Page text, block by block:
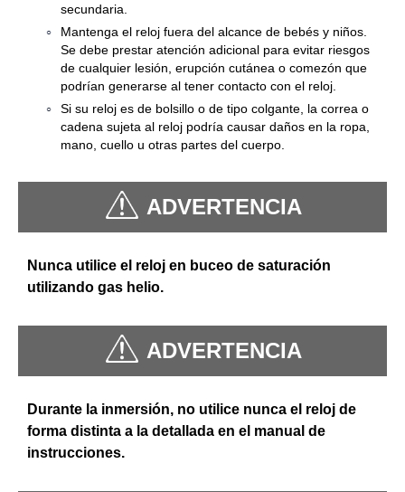
secundaria.
Mantenga el reloj fuera del alcance de bebés y niños.
Se debe prestar atención adicional para evitar riesgos
de cualquier lesión, erupción cutánea o comezón que
podrían generarse al tener contacto con el reloj.
Si su reloj es de bolsillo o de tipo colgante, la correa o
cadena sujeta al reloj podría causar daños en la ropa,
mano, cuello u otras partes del cuerpo.
ADVERTENCIA
Nunca utilice el reloj en buceo de saturación
utilizando gas helio.
ADVERTENCIA
Durante la inmersión, no utilice nunca el reloj de
forma distinta a la detallada en el manual de
instrucciones.